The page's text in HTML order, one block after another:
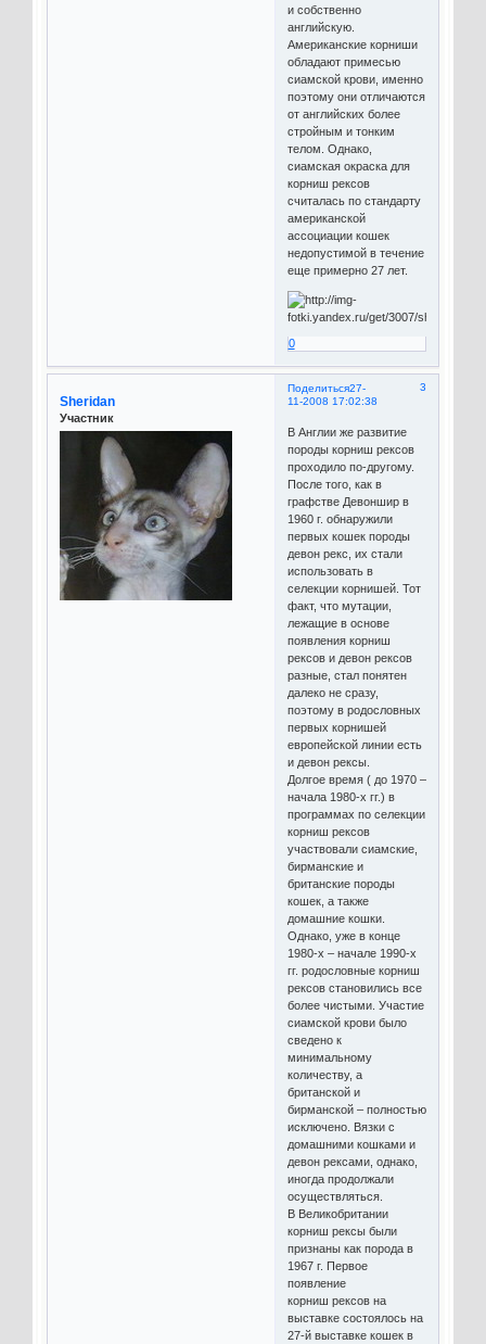
и собственно
английскую.
Американские корниши
обладают примесью
сиамской крови, именно
поэтому они отличаются
от английских более
стройным и тонким
телом. Однако,
сиамская окраска для
корниш рексов
считалась по стандарту
американской
ассоциации кошек
недопустимой в течение
еще примерно 27 лет.
0
Поделиться 3
27-
11-2008 17:02:38
Sheridan
Участник
В Англии же развитие
породы корниш рексов
проходило по-другому.
После того, как в
графстве Девоншир в
1960 г. обнаружили
первых кошек породы
девон рекс, их стали
использовать в
селекции корнишей. Тот
факт, что мутации,
лежащие в основе
появления корниш
рексов и девон рексов
разные, стал понятен
далеко не сразу,
поэтому в родословных
первых корнишей
европейской линии есть
и девон рексы.
Долгое время ( до 1970 –
начала 1980-х гг.) в
программах по селекции
корниш рексов
участвовали сиамские,
бирманские и
британские породы
кошек, а также
домашние кошки.
Однако, уже в конце
1980-х – начале 1990-х
гг. родословные корниш
рексов становились все
более чистыми. Участие
сиамской крови было
сведено к
минимальному
количеству, а
британской и
бирманской – полностью
исключено. Вязки с
домашними кошками и
девон рексами, однако,
иногда продолжали
осуществляться.
В Великобритании
корниш рексы были
признаны как порода в
1967 г. Первое
появление
корниш рексов на
выставке состоялось на
27-й выставке кошек в